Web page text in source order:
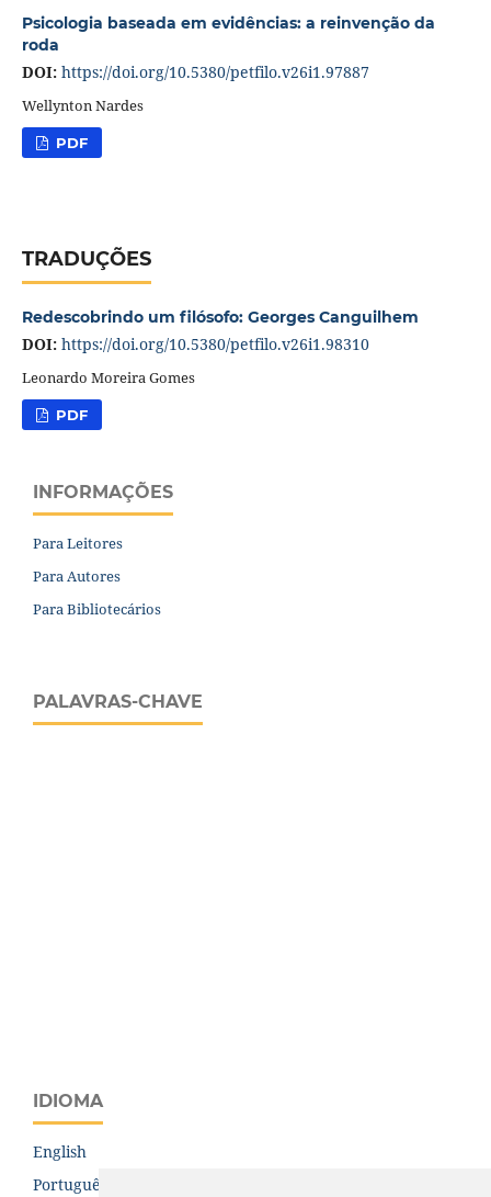
Psicologia baseada em evidências: a reinvenção da
roda
DOI: https://doi.org/10.5380/petfilo.v26i1.97887
Wellynton Nardes
PDF
TRADUÇÕES
Redescobrindo um filósofo: Georges Canguilhem
DOI: https://doi.org/10.5380/petfilo.v26i1.98310
Leonardo Moreira Gomes
PDF
INFORMAÇÕES
Para Leitores
Para Autores
Para Bibliotecários
PALAVRAS-CHAVE
IDIOMA
English
Português (Brasil)